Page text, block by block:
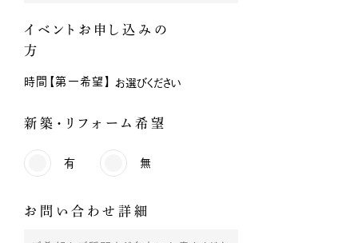
イベントお申し込みの
方
時間【第一希望】
新築・リフォーム希望
有 無
お問い合わせ詳細